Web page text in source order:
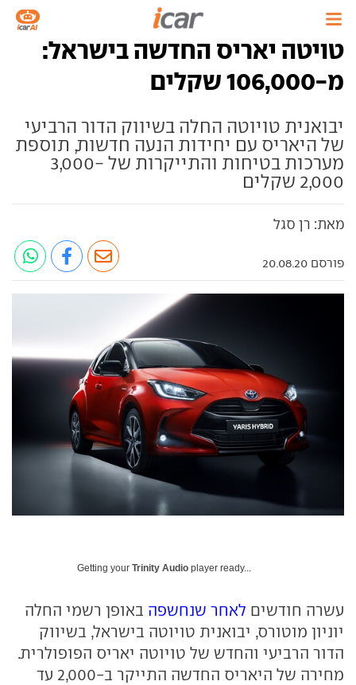
טויטה יאריס החדשה בישראל:
מ-106,000 שקלים
יבואנית טויוטה החלה בשיווק הדור הרביעי
של היאריס עם יחידות הנעה חדשות, תוספת
מערכות בטיחות והתייקרות של 3,000-
2,000 שקלים
מאת: רן סגל
פורסם 20.08.20
Getting your Trinity Audio player ready...
עשרה חודשים לאחר שנחשפה באופן רשמי החלה
יוניון מוטורס, יבואנית טויוטה בישראל, בשיווק
הדור הרביעי והחדש של טויוטה יאריס הפופולרית.
מחירה של היאריס החדשה התייקר ב-2,000 עד